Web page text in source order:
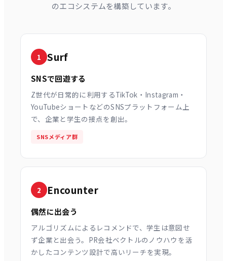
のエコシステムを構築しています。
1 Surf
SNSで回遊する
Z世代が日常的に利用するTikTok・Instagram・
YouTubeショートなどのSNSプラットフォーム上
で、企業と学生の接点を創出。
SNSメディア群
2 Encounter
偶然に出会う
アルゴリズムによるレコメンドで、学生は意図せ
ず企業と出会う。PR会社ベクトルのノウハウを活
かしたコンテンツ設計で高いリーチを実現。